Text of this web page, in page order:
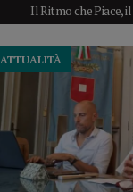
Il Ritmo che Piace,
ATTUALITÀ